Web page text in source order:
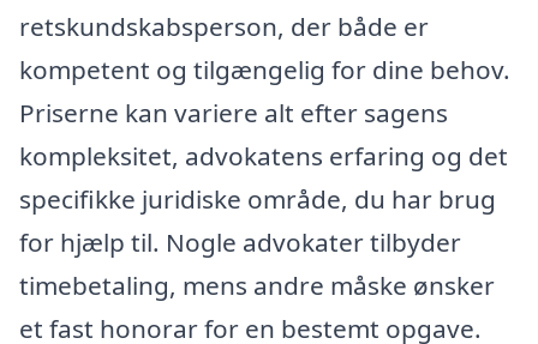
retskundskabsperson, der både er
kompetent og tilgængelig for dine behov.
Priserne kan variere alt efter sagens
kompleksitet, advokatens erfaring og det
specifikke juridiske område, du har brug
for hjælp til. Nogle advokater tilbyder
timebetaling, mens andre måske ønsker
et fast honorar for en bestemt opgave.